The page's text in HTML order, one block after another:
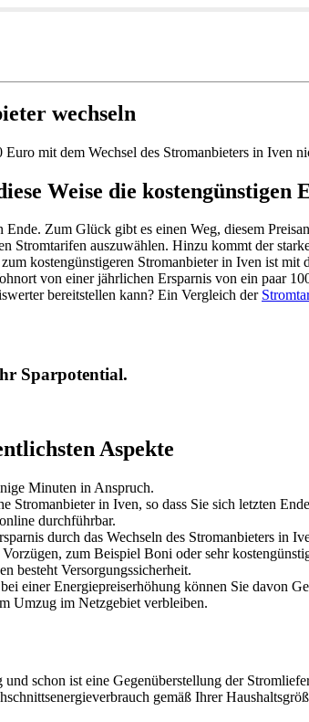
wechseln
mit dem Wechsel des Stromanbieters in Iven
Weise die kostengünstigen
Zum Glück gibt es einen Weg, diesem
Stromtarifen auszuwählen. Hinzu kommt der
kostengünstigeren Stromanbieter in Iven ist mit
von einer jährlichen Ersparnis von ein paar
bereitstellen kann? Ein Vergleich der
Sparpotential.
Aspekte
Minuten in Anspruch.
in Iven, so dass Sie sich letzten
durchführbar.
durch das Wechseln des Stromanbieters in
zum Beispiel Boni oder sehr
besteht Versorgungssicherheit.
einer Energiepreiserhöhung können Sie davon
Umzug im Netzgebiet verbleiben.
schon ist eine Gegenüberstellung der
gemäß Ihrer